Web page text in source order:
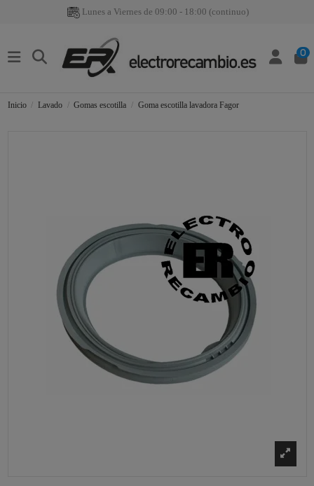
Lunes a Viernes de 09:00 - 18:00 (continuo)
0
Inicio Lavado Gomas escotilla Goma escotilla lavadora Fagor